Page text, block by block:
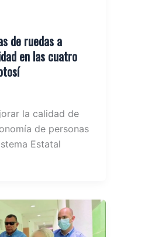
de ruedas a
en las cuatro
la calidad de
de personas
Estatal